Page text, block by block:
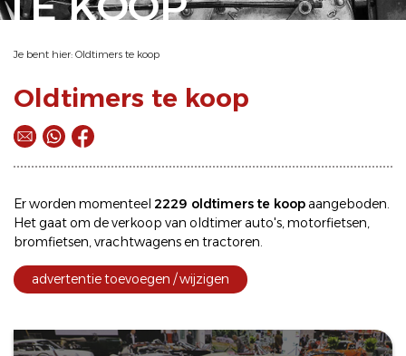
Je bent hier: Oldtimers te koop
Oldtimers te koop
Er worden momenteel 2229 oldtimers te koopaangeboden.
Het gaat om deverkoop van oldtimerauto's,motorfietsen,
bromfietsen,vrachtwagens en tractoren.
advertentie toevoegen / wijzigen